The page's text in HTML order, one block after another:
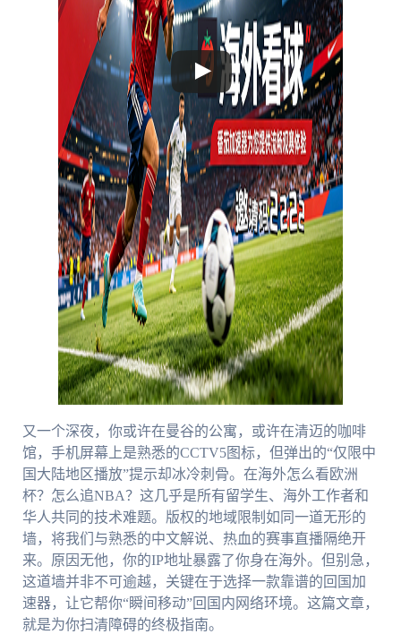
又一个深夜，你或许在曼谷的公寓，或许在清迈的咖啡
馆，手机屏幕上是熟悉的CCTV5图标，但弹出的“仅限中
国大陆地区播放”提示却冰冷刺骨。在海外怎么看欧洲
杯？怎么追NBA？这几乎是所有留学生、海外工作者和
华人共同的技术难题。版权的地域限制如同一道无形的
墙，将我们与熟悉的中文解说、热血的赛事直播隔绝开
来。原因无他，你的IP地址暴露了你身在海外。但别急，
这道墙并非不可逾越，关键在于选择一款靠谱的回国加
速器，让它帮你“瞬间移动”回国内网络环境。这篇文章，
就是为你扫清障碍的终极指南。